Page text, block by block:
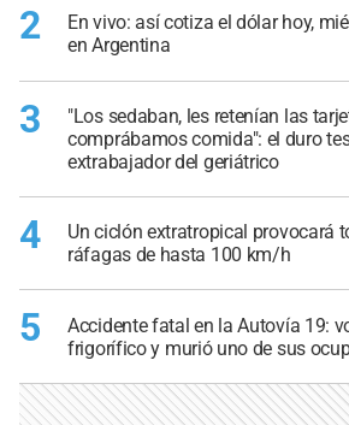
2
En vivo: así cotiza el dólar hoy,
en Argentina
3
"Los sedaban, les retenían las
comprábamos comida": el duro
extrabajador del geriátrico
4
Un ciclón extratropical provocará
ráfagas de hasta 100 km/h
5
Accidente fatal en la Autovía 19:
frigorífico y murió uno de sus